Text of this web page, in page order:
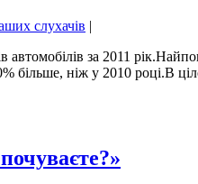
слухачів |
автомобілів за 2011
більше, ніж у 2010 році.В